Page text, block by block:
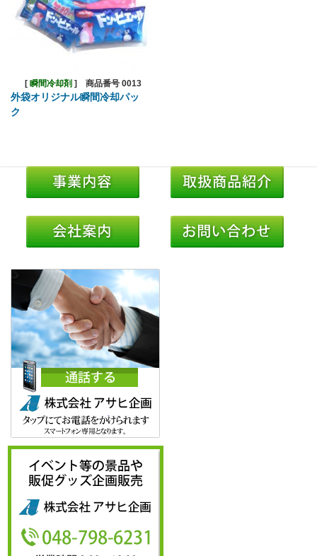
[ 瞬間冷却剤 ] 商品番号 0013
外袋オリジナル瞬間冷却パッ
ク